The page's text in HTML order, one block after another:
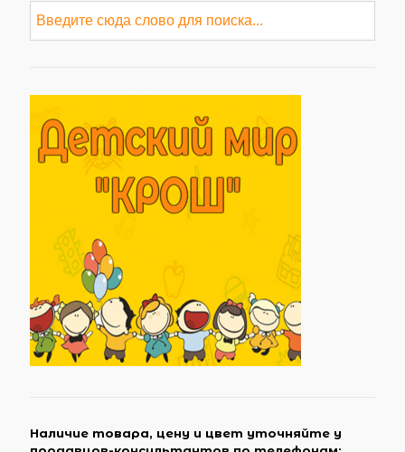
Наличие товара, цену и цвет уточняйте у